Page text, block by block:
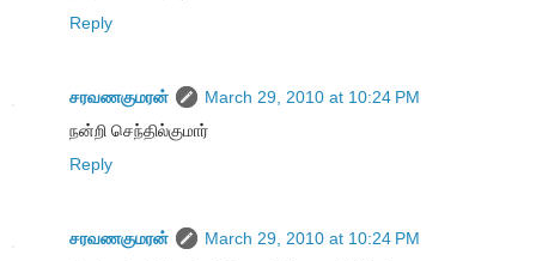
Reply
சரவணகுமரன்
March 29, 2010 at 10:24 PM
நன்றி செந்தில்குமார்
Reply
சரவணகுமரன்
March 29, 2010 at 10:24 PM